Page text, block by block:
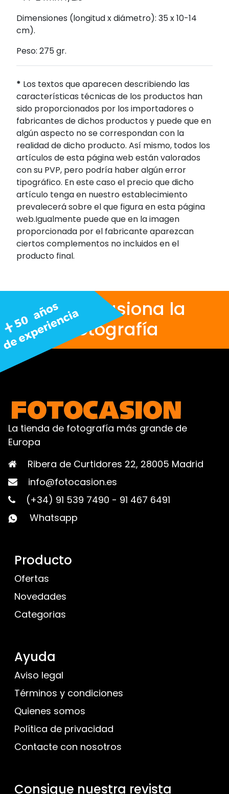
Dimensiones (longitud x diámetro): 35 x 10-14
cm).
Peso: 275 gr.
* Los textos que aparecen describiendo las
características técnicas de los productos han
sido proporcionados por los importadores o
fabricantes de dichos productos y puede que en
algún aspecto no se correspondan con la
realidad de dicho producto. Así mismo, todos los
artículos de esta página web están valorados
con su PVP, pero podría haber algún error
tipográfico. En este caso el precio que dicho
artículo tenga en nuestro establecimiento
prevalecerá sobre el que figura en esta página
web.Igualmente puede que en la imagen
proporcionada por el fabricante aparezcan
ciertos complementos no incluidos en el
producto final.
Nos apasiona la
fotografía
La tienda de fotografía más grande de
Europa
Ribera de Curtidores 22, 28005 Madrid
info@fotocasion.es
(+34) 91 539 7490 - 91 467 6491
Whatsapp
Producto
Ofertas
Novedades
Categorias
Ayuda
Aviso legal
Términos y condiciones
Quienes somos
Política de privacidad
Contacte con nosotros
Consigue nuestra revista